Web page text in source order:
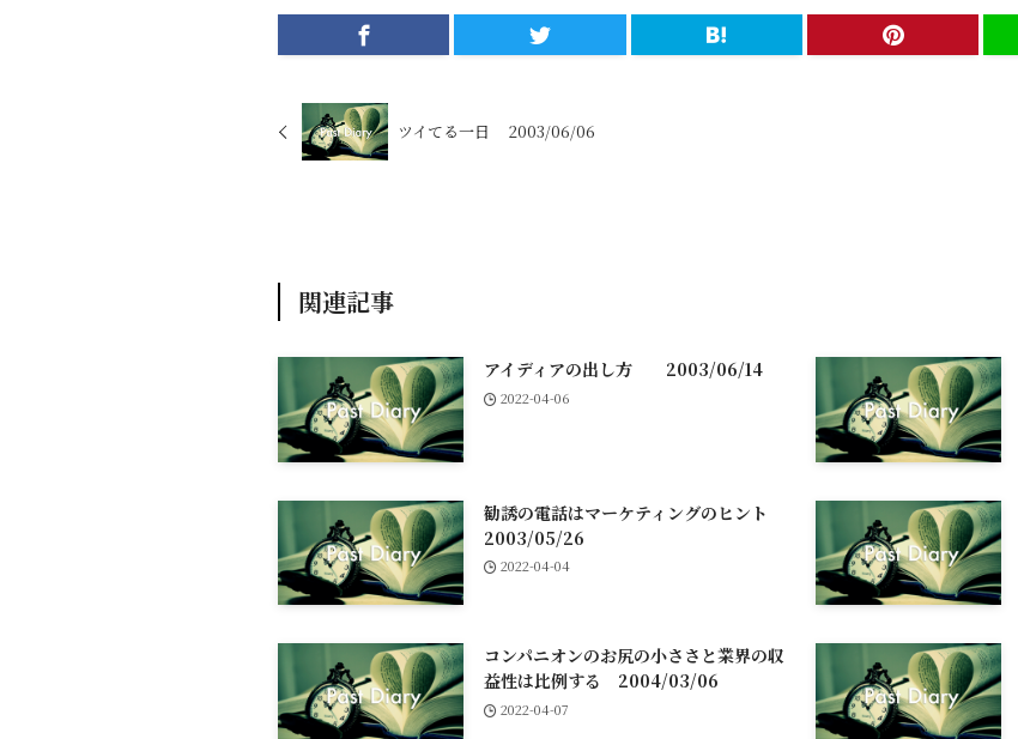
ツイてる一日 2003/06/06
関連記事
アイディアの出し方 2003/06/14
2022-04-06
勧誘の電話はマーケティングのヒント
2003/05/26
2022-04-04
コンパニオンのお尻の小ささと業界の収
益性は比例する 2004/03/06
2022-04-07